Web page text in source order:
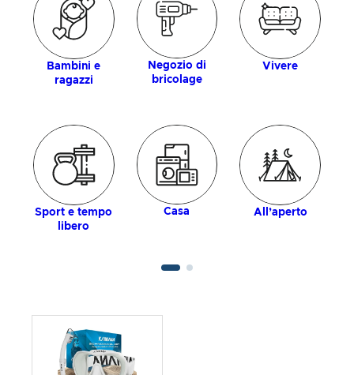
Bambini e
ragazzi
Negozio di
bricolage
Vivere
Sport e tempo
libero
Casa All’aperto